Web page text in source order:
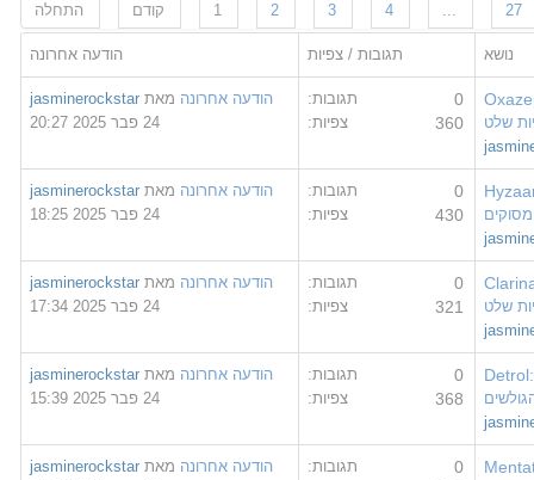
התחלה קודם
תגובות / צפיות הודעה אחרונה
שלט
תגובות: 0
צפיות: 360
הודעה אחרונהמאתjasminerockstar
תגובות: 0
צפיות: 430
הודעה אחרונהמאתjasminerockstar
שלט
תגובות: 0
צפיות: 321
הודעה אחרונהמאתjasminerockstar
תגובות: 0
צפיות: 368
הודעה אחרונהמאתjasminerockstar
תגובות: 0 הודעה אחרונהמאתjasminerockstar